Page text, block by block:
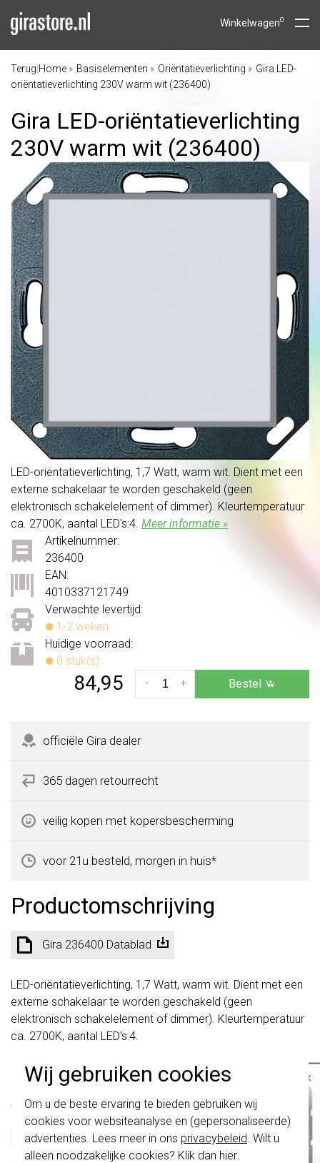
Wij gebruiken cookies
Om u de beste ervaring te bieden gebruiken wij
cookies voor websiteanalyse en (gepersonaliseerde)
advertenties. Lees meer in ons privacybeleid . Wilt u
alleen noodzakelijke cookies? Klik dan hier
Winkelwagen0
Terug Home Basiselementen Oriëntatieverlichting
Gira LED-
oriëntatieverlichting 230V warm wit (236400)
Gira LED-oriëntatieverlichting
230V warm wit (236400)
LED-oriëntatieverlichting, 1,7 Watt, warm wit. Dient met een
externe schakelaar te worden geschakeld (geen
elektronisch schakelelement of dimmer). Kleurtemperatuur
ca. 2700K, aantal LED's:4. Meer informatie »
Verwachte levertijd:
1-2 weken
Huidige voorraad:
0 stuk(s)
Artikelnummer:
236400
EAN:
4010337121749
84,95 +
- Bestel
officiële Gira dealer
365 dagen retourrecht
veilig kopen met kopersbescherming
voor 21u besteld, morgen in huis*
Productomschrijving
Gira 236400 Datablad
LED-oriëntatieverlichting, 1,7 Watt, warm wit. Dient met een
externe schakelaar te worden geschakeld (geen
elektronisch schakelelement of dimmer). Kleurtemperatuur
ca. 2700K, aantal LED's:4.
Technische specificaties
Specificatie
Waarde
Nominale spanning AC 230 V ~
Netfrequentie 50 Hz
Omgevingstemperatuur -15 ... +40 °C
×
schakelwippen zijn vernieuwd. Ze zijn
niette combineren met de schakelaars
van vóór augustus 2024.
Klik hiervoor meer informatie, zodat je